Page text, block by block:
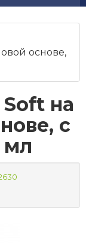
основе,
на
с
мл